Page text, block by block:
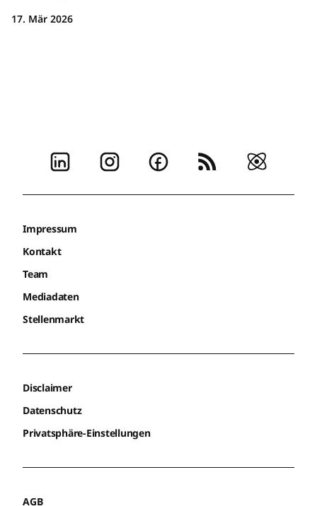
17. Mär 2026
Impressum
Kontakt
Team
Mediadaten
Stellenmarkt
Disclaimer
Datenschutz
Privatsphäre-Einstellungen
AGB